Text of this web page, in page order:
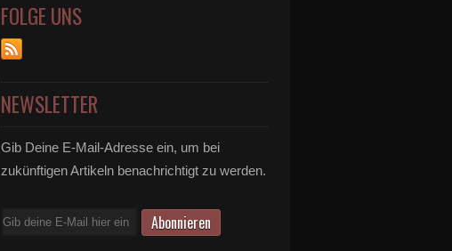
FOLGE UNS
NEWSLETTER
Gib Deine E-Mail-Adresse ein, um bei
zukünftigen Artikeln benachrichtigt zu werden.
E-